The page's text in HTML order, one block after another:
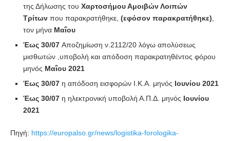
της Δήλωσης του Χαρτοσήμου Αμοιβών Λοιπών
Τρίτων που παρακρατήθηκε, (εφόσον παρακρατήθηκε),
τον μήνα Μαΐου
Έως 30/07 Αποζημίωση ν.2112/20 λόγω απολύσεως
μισθωτών ,υποβολή και απόδοση παρακρατηθέντος φόρου
μηνός Μαΐου 2021
Έως 30/07 η απόδοση εισφορών Ι.Κ.Α. μηνός Ιουνίου 2021
Έως 30/07 η ηλεκτρονική υποβολή Α.Π.Δ. μηνός Ιουνίου
2021
Πηγή: https://europalso.gr/news/logistika-forologika-